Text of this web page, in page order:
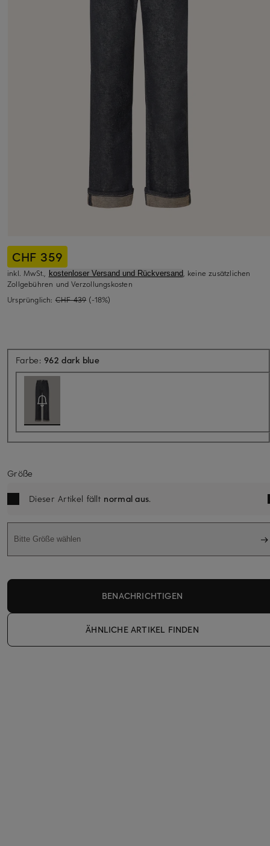
CHF 359
inkl. MwSt., kostenloser Versand und Rückversand, keine zusätzlichen
Zollgebühren und Verzollungskosten
Ursprünglich: CHF 439 (-18%)
Farbe:962 dark blueAktuell nicht verfügbar
Größe
Dieser Artikel fällt normal aus.
Bitte Größe wählen
BENACHRICHTIGEN
ÄHNLICHE ARTIKEL FINDEN